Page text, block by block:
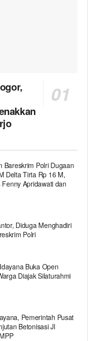
Bareskrim Polri Dugaan
Delta Tirta Rp 16 M,
Apridawati dan
Diduga Menghadiri
Polri
Buka Open
Diajak Silaturahmi
Pemerintah Pusat
Betonisasi Jl